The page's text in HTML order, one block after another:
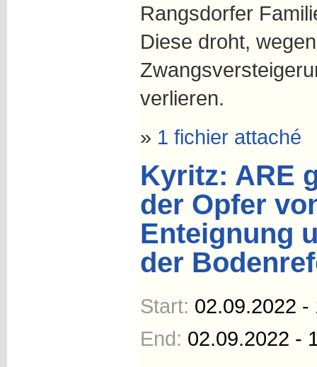
Rangsdorfer
Diese droht,
verlieren.
» 1 fichier attaché
Kyritz: ARE
der Opfer
Enteignung
der
Start: 02.09.2022 -
End: 02.09.2022 -